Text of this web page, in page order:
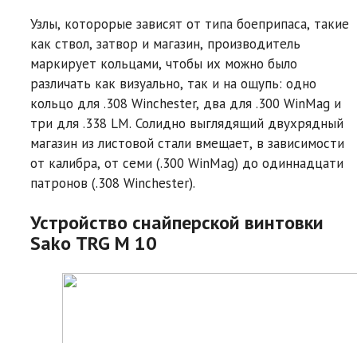
Узлы, которорые зависят от типа боеприпаса, такие
как ствол, затвор и магазин, производитель
маркирует кольцами, чтобы их можно было
различать как визуально, так и на ощупь: одно
кольцо для .308 Winchester, два для .300 WinMag и
три для .338 LM. Солидно выглядящий двухрядный
магазин из листовой стали вмещает, в зависимости
от калибра, от семи (.300 WinMag) до одиннадцати
патронов (.308 Winchester).
Устройство снайперской винтовки
Sako TRG M 10